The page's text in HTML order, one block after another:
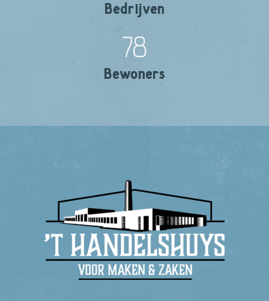
Bedrijven
78
Bewoners